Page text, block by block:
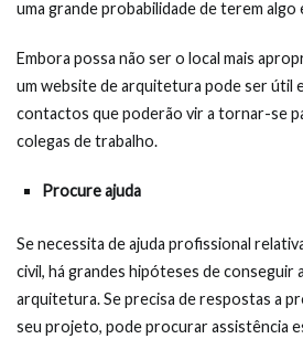
uma grande probabilidade de terem
Embora possa não ser o local mais
um website de arquitetura pode ser útil
contactos que poderão vir a tornar-se
colegas de trabalho.
Procure ajuda
Se necessita de ajuda profissional
civil, há grandes hipóteses de conseguir
arquitetura. Se precisa de respostas a
seu projeto, pode procurar assistência